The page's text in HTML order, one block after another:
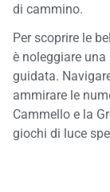
di cammino.
Per scoprire le
è noleggiare una
guidata.
ammirare le
Cammello e la
giochi di luce